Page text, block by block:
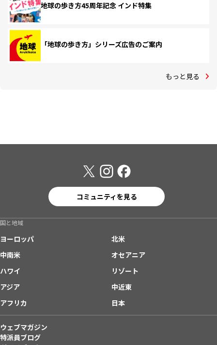
地球の歩き方45周年記念 インド特集
「地球の歩き方」シリーズ広告のご案内
もっと見る
コミュニティを見る
国と地域
ヨーロッパ
北米
中南米
オセアニア
ハワイ
リゾート
アジア
中近東
アフリカ
日本
ウェブマガジン
特派員ブログ